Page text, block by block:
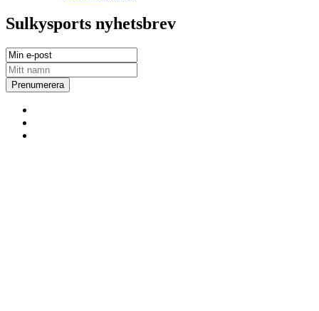
Sulkysports nyhetsbrev